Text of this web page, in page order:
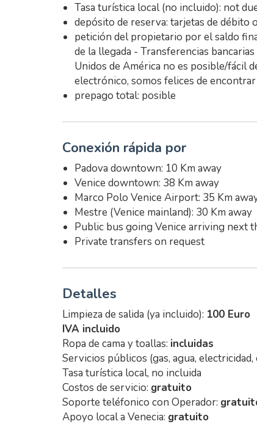
Tasa turística local (no incluido): not
depósito de reserva: tarjetas de débito
petición del propietario por el saldo
de la llegada - Transferencias
Unidos de América no es posible/fácil
electrónico, somos felices de
prepago total: posible
Conexión rápida por
Padova downtown: 10 Km away
Venice downtown: 38 Km away
Marco Polo Venice Airport: 35 Km
Mestre (Venice mainland): 30 Km away
Public bus going Venice arriving next
Private transfers on request
Detalles
Limpieza de salida (ya incluido): 100 Euro
IVA incluido
Ropa de cama y toallas: incluidas
Servicios públicos (gas, agua, electricidad,
Tasa turística local, no incluida
Costos de servicio: gratuito
Soporte teléfonico con Operador:
Apoyo local a Venecia: gratuito